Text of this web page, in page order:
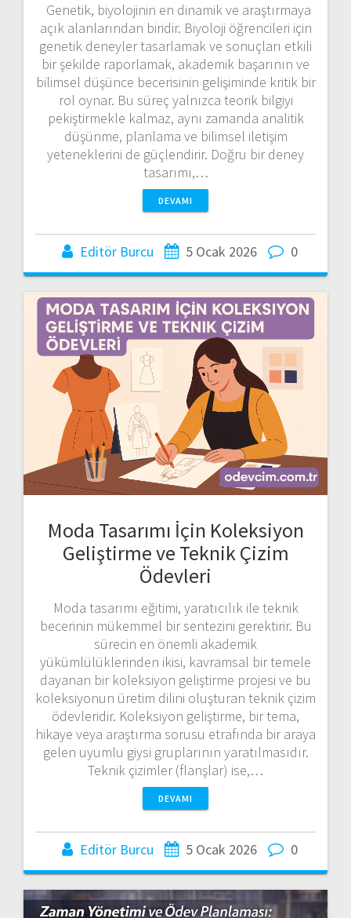
Genetik, biyolojinin en dinamik ve araştırmaya
açık alanlarından biridir. Biyoloji öğrencileri için
genetik deneyler tasarlamak ve sonuçları etkili
bir şekilde raporlamak, akademik başarının ve
bilimsel düşünce becerisinin gelişiminde kritik bir
rol oynar. Bu süreç yalnızca teorik bilgiyi
pekiştirmekle kalmaz, aynı zamanda analitik
düşünme, planlama ve bilimsel iletişim
yeteneklerini de güçlendirir. Doğru bir deney
tasarımı,…
DEVAMI
Editör Burcu 5 Ocak 2026 0
Moda Tasarımı İçin Koleksiyon
Geliştirme ve Teknik Çizim
Ödevleri
Moda tasarımı eğitimi, yaratıcılık ile teknik
becerinin mükemmel bir sentezini gerektirir. Bu
sürecin en önemli akademik
yükümlülüklerinden ikisi, kavramsal bir temele
dayanan bir koleksiyon geliştirme projesi ve bu
koleksiyonun üretim dilini oluşturan teknik çizim
ödevleridir. Koleksiyon geliştirme, bir tema,
hikaye veya araştırma sorusu etrafında bir araya
gelen uyumlu giysi gruplarının yaratılmasıdır.
Teknik çizimler (flanşlar) ise,…
DEVAMI
Editör Burcu 5 Ocak 2026 0